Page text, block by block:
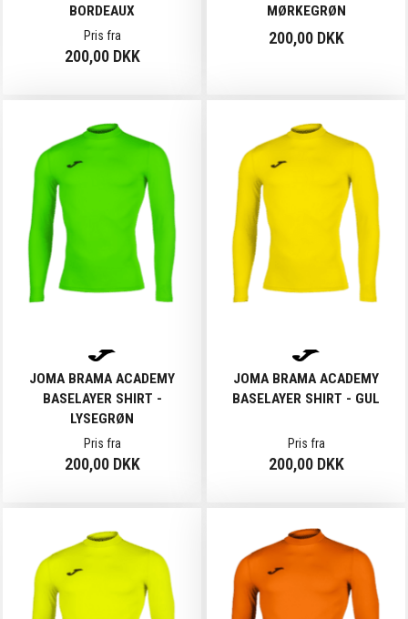
BORDEAUX
Pris fra
200,00 DKK
MØRKEGRØN
200,00 DKK
JOMA BRAMA ACADEMY
BASELAYER SHIRT -
LYSEGRØN
Pris fra
200,00 DKK
JOMA BRAMA ACADEMY
BASELAYER SHIRT - GUL
Pris fra
200,00 DKK